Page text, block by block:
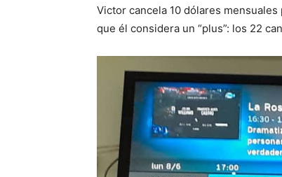
Victor cancela 10 dólares
que él considera un “plus”: los 22